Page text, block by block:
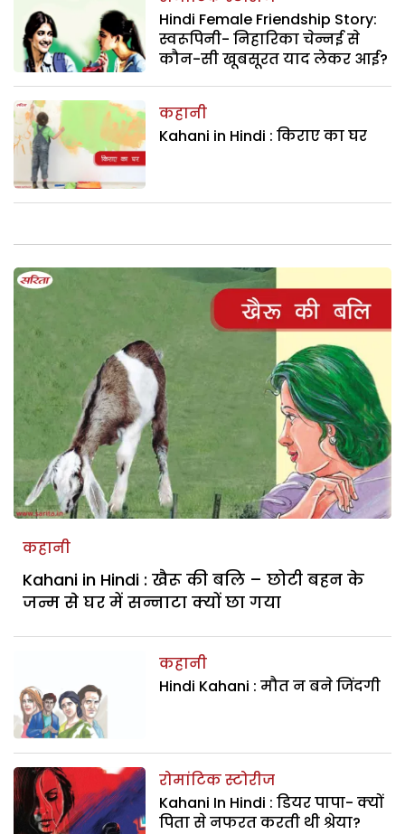
Hindi Female Friendship Story:
स्वरूपिनी- निहारिका चेन्नई से
कौन-सी खूबसूरत याद लेकर आई?
कहानी
Kahani in Hindi : किराए का घर
कहानी
Kahani in Hindi : खैरू की बलि – छोटी बहन के
जन्म से घर में सन्नाटा क्यों छा गया
कहानी
Hindi Kahani : मौत न बने जिंदगी
रोमांटिक स्टोरीज
Kahani In Hindi : डियर पापा- क्यों
पिता से नफरत करती थी श्रेया?